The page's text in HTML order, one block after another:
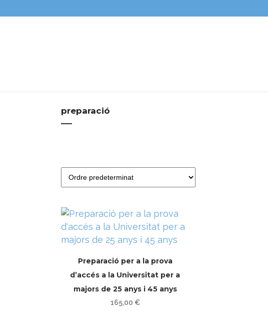
preparació
Preparació per a la prova
d’accés a la Universitat per a
majors de 25 anys i 45 anys
165,00 €